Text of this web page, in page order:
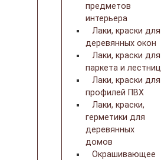
предметов
интерьера
Лаки, краски для
деревянных окон
Лаки, краски для
паркета и лестниц
Лаки, краски для
профилей ПВХ
Лаки, краски,
герметики для
деревянных
домов
Окрашивающее